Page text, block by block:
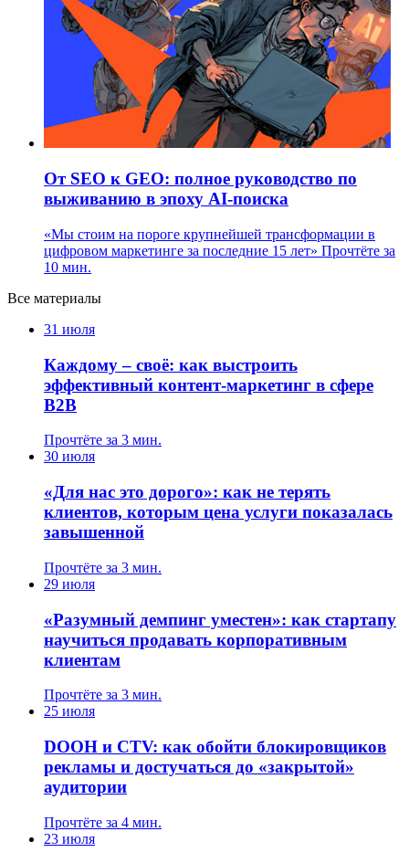
От SEO к GEO: полное руководство по
выживанию в эпоху AI-поиска
«Мы стоим на пороге крупнейшей трансформации в
цифровом маркетинге за последние 15 лет» Прочтёте за
10 мин.
Все материалы
31 июля
Каждому – своё: как выстроить
эффективный контент-маркетинг в сфере
B2B
Прочтёте за 3 мин.
30 июля
«Для нас это дорого»: как не терять
клиентов, которым цена услуги показалась
завышенной
Прочтёте за 3 мин.
29 июля
«Разумный демпинг уместен»: как стартапу
научиться продавать корпоративным
клиентам
Прочтёте за 3 мин.
25 июля
DOOH и CTV: как обойти блокировщиков
рекламы и достучаться до «закрытой»
аудитории
Прочтёте за 4 мин.
23 июля